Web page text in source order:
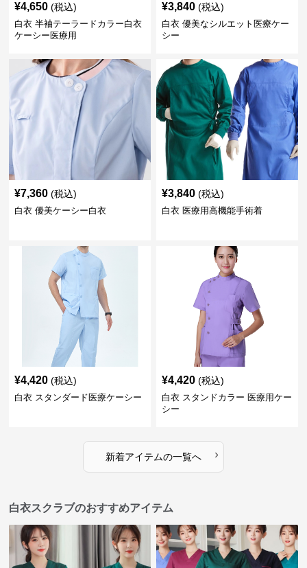
¥4,650 (税込)
白衣 半袖テーラードカラー白衣
ケーシー医療用
¥3,840 (税込)
白衣 優美なシルエット医療ケー
シー
¥7,360 (税込)
白衣 優美ケーシー白衣
¥3,840 (税込)
白衣 医療用高機能手術着
¥4,420 (税込)
白衣 スタンダード医療ケーシー
¥4,420 (税込)
白衣 スタンドカラー 医療用ケー
シー
新着アイテムの一覧へ ›
白衣スクラブのおすすめアイテム